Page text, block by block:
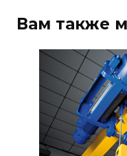
Вам также